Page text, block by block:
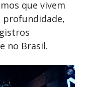
que vivem
profundidade,
e no Brasil.